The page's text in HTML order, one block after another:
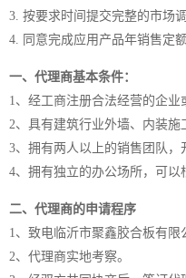
3. 按要求时间提交完整的市场
4. 同意完成应用产品年销售定
一、代理商基本条件：
1、经工商注册合法经营的企业
2、具有建筑行业外墙、内装施
3、拥有两人以上的销售团队，
4、拥有独立的办公场所，可以
二、代理商的申请程序
1、致电临沂市聚鑫胶合板有限
2、代理商实地考察。